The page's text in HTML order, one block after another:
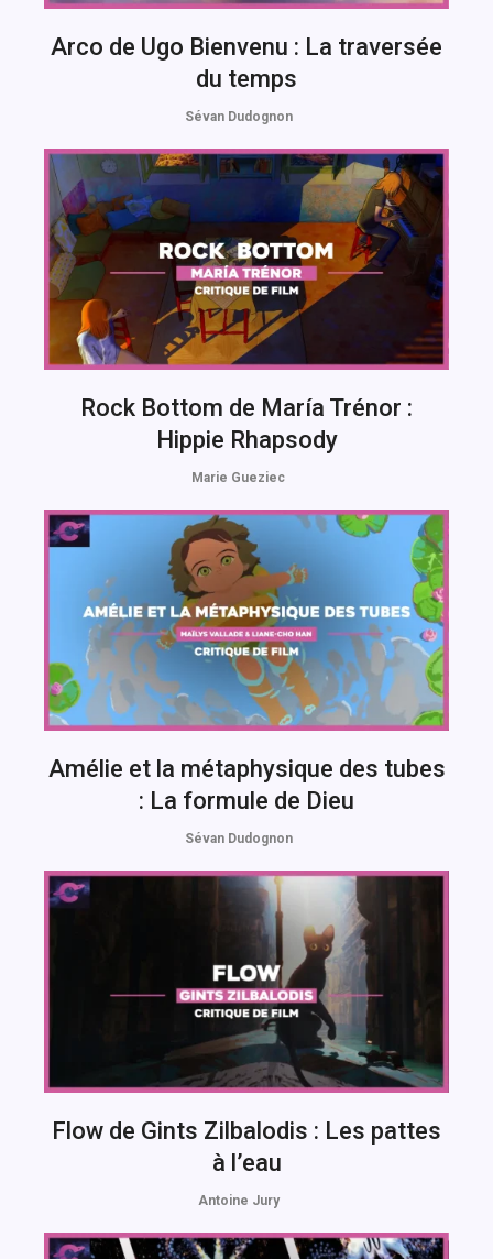
Arco de Ugo Bienvenu : La traversée
du temps
Sévan Dudognon
Rock Bottom de María Trénor :
Hippie Rhapsody
Marie Gueziec
Amélie et la métaphysique des tubes
: La formule de Dieu
Sévan Dudognon
Flow de Gints Zilbalodis : Les pattes
à l’eau
Antoine Jury